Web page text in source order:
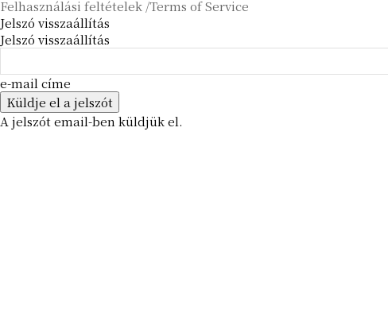
Felhasználási feltételek /Terms of Service
Jelszó visszaállítás
Jelszó visszaállítás
e-mail címe
A jelszót email-ben küldjük el.